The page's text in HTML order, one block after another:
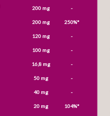
-
250%*
-
-
-
-
-
104%*
200 mg
200 mg
120 mg
100 mg
16,8 mg
50 mg
40 mg
20 mg